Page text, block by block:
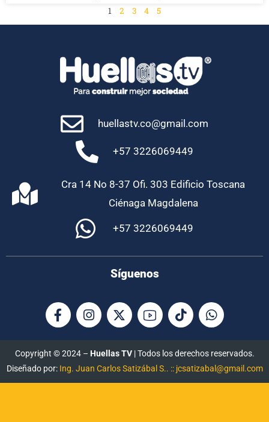
1 2 3 4 5
huellastv.co@gmail.com
+57 3226069449
Cra 14 No 8-37 Ofi. 303 Edificio Toscana
Ciénaga Magdalena
+57 3226069449
Síguenos
Copyright © 2024 – Huellas TV| Todos los derechos reservados.
Diseñado por: Ing. Juan Carlos Satizábal S.. :: jcsatizabal@gmail.com